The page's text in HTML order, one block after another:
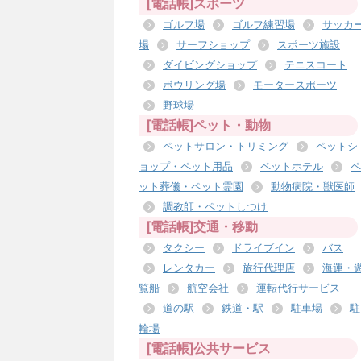
[電話帳]スポーツ
ゴルフ場 ゴルフ練習場
サッカ
場
サーフショップ
スポーツ施設
ダイビングショップ
テニスコート
ボウリング場
モータースポーツ
野球場
[電話帳]ペット・動物
ペットサロン・トリミング
ペットシ
ョップ・ペット用品
ペットホテル
ペ
ット葬儀・ペット霊園
動物病院・獣医師
調教師・ペットしつけ
[電話帳]交通・移動
タクシー ドライブイン
バス
レンタカー
旅行代理店
海運・
覧船
航空会社
運転代行サービス
道の駅
鉄道・駅 駐車場
駐
輪場
[電話帳]公共サービス